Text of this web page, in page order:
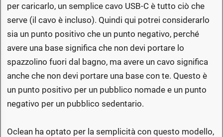
per caricarlo, un semplice cavo USB-C è tutto ciò che
serve (il cavo è incluso). Quindi qui potrei considerarlo
sia un punto positivo che un punto negativo, perché
avere una base significa che non devi portare lo
spazzolino fuori dal bagno, ma avere un cavo significa
anche che non devi portare una base con te. Questo è
un punto positivo per un pubblico nomade e un punto
negativo per un pubblico sedentario.
Oclean ha optato per la semplicità con questo modello,